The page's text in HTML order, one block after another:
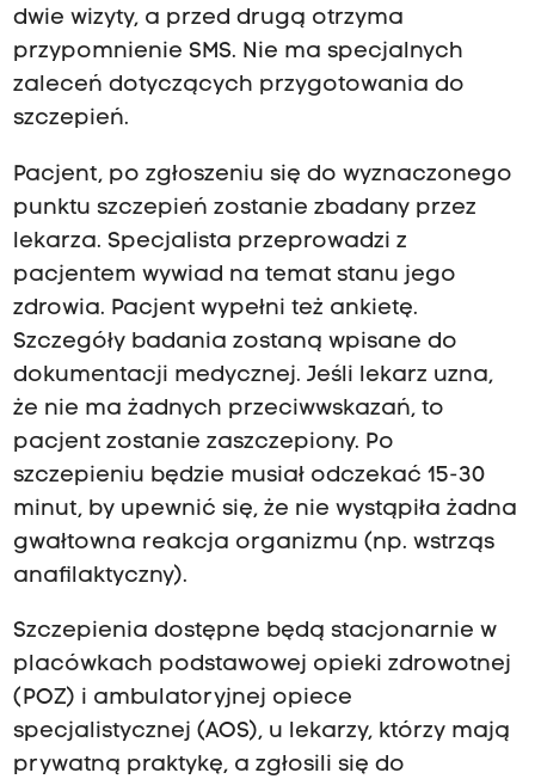
dwie wizyty, a przed drugą otrzyma
przypomnienie SMS. Nie ma specjalnych
zaleceń dotyczących przygotowania do
szczepień.
Pacjent, po zgłoszeniu się do wyznaczonego
punktu szczepień zostanie zbadany przez
lekarza. Specjalista przeprowadzi z
pacjentem wywiad na temat stanu jego
zdrowia. Pacjent wypełni też ankietę.
Szczegóły badania zostaną wpisane do
dokumentacji medycznej. Jeśli lekarz uzna,
że nie ma żadnych przeciwwskazań, to
pacjent zostanie zaszczepiony. Po
szczepieniu będzie musiał odczekać 15-30
minut, by upewnić się, że nie wystąpiła żadna
gwałtowna reakcja organizmu (np. wstrząs
anafilaktyczny).
Szczepienia dostępne będą stacjonarnie w
placówkach podstawowej opieki zdrowotnej
(POZ) i ambulatoryjnej opiece
specjalistycznej (AOS), u lekarzy, którzy mają
prywatną praktykę, a zgłosili się do